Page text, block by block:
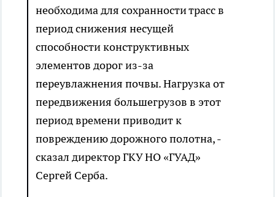
необходима для сохранности трасс в
период снижения несущей
способности конструктивных
элементов дорог из-за
переувлажнения почвы. Нагрузка от
передвижения большегрузов в этот
период времени приводит к
повреждению дорожного полотна, -
сказал директор ГКУ НО «ГУАД»
Сергей Серба.